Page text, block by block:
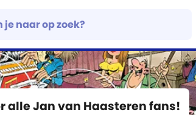
alle Jan van Haasteren fans!